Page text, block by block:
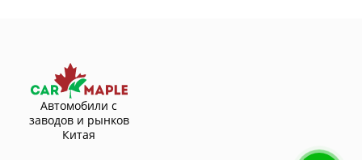
Автомобили с
заводов и рынков
Китая